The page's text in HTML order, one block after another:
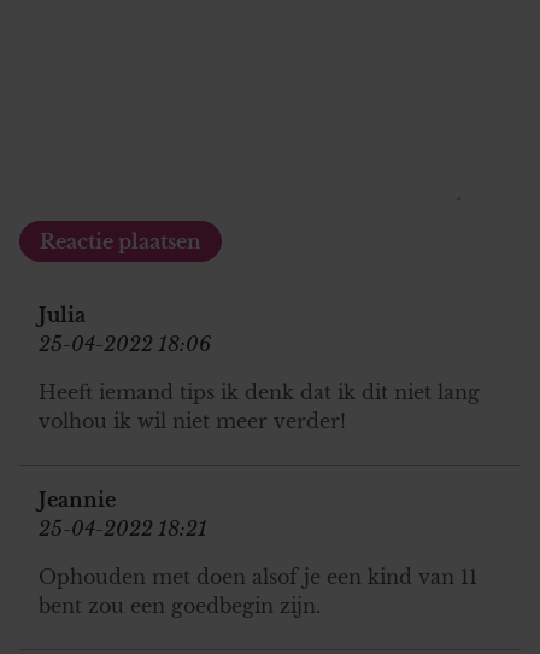
Julia
25-04-2022 18:06
Heeft iemand tips ik denk dat ik dit niet lang
volhou ik wil niet meer verder!
Jeannie
25-04-2022 18:21
Ophouden met doen alsof je een kind van 11
bent zou een goedbegin zijn.